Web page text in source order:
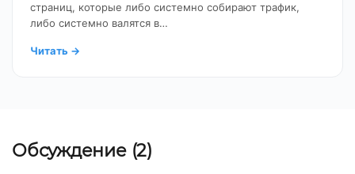
страниц, которые либо системно собирают трафик,
либо системно валятся в…
Читать →
Обсуждение (2)